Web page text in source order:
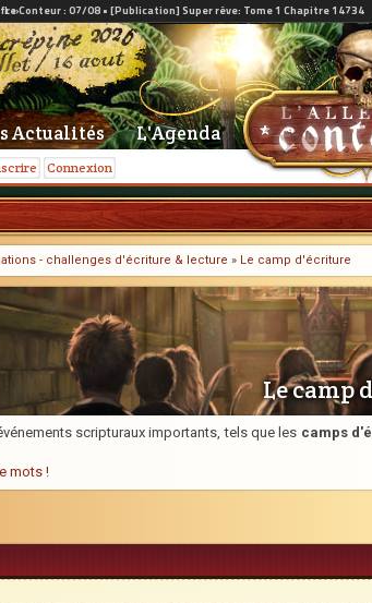
Connexion
Actualités L'Agenda
- challenges d'écriture & lecture » Le camp d'écriture
Le camp
scripturaux importants, tels que les camps
mots !